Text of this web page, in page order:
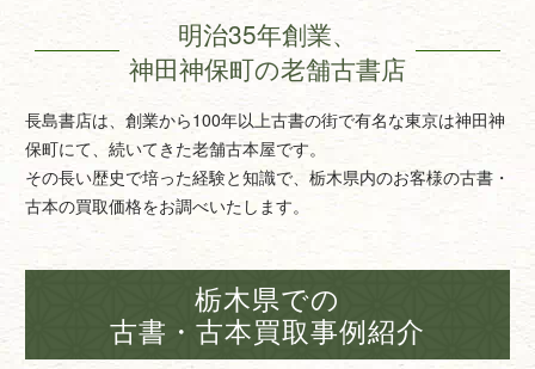
明治35年創業、
神田神保町の老舗古書店
長島書店は、創業から100年以上古書の街で有名な東京は神田神
保町にて、続いてきた老舗古本屋です。
その長い歴史で培った経験と知識で、栃木県内のお客様の古書・
古本の買取価格をお調べいたします。
栃木県での
古書・古本買取事例紹介